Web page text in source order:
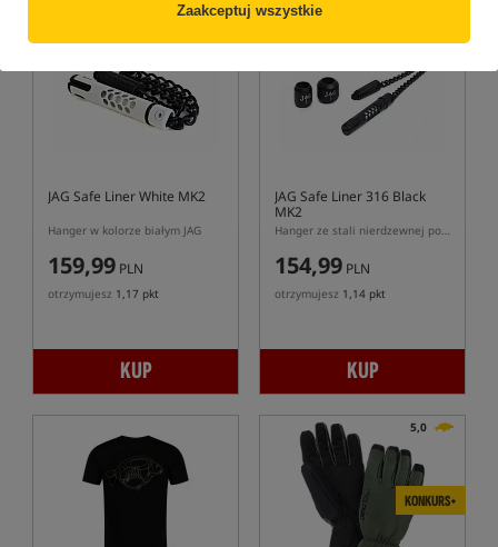
Zaakceptuj wszystkie
JAG Safe Liner White MK2
Hanger w kolorze białym JAG
159,99 PLN
otrzymujesz 1,17 pkt
KUP
JAG Safe Liner 316 Black
MK2
Hanger ze stali nierdzewnej pokryty czarną powłoką
154,99 PLN
otrzymujesz 1,14 pkt
KUP
5,0
KONKURS+